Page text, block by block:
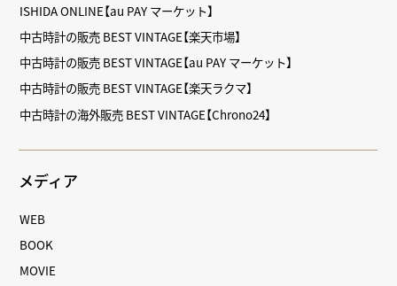
ISHIDA ONLINE【au PAY マーケット】
中古時計の販売 BEST VINTAGE【楽天市場】
中古時計の販売 BEST VINTAGE【au PAY マーケット】
中古時計の販売 BEST VINTAGE【楽天ラクマ】
中古時計の海外販売 BEST VINTAGE【Chrono24】
メディア
WEB
BOOK
MOVIE